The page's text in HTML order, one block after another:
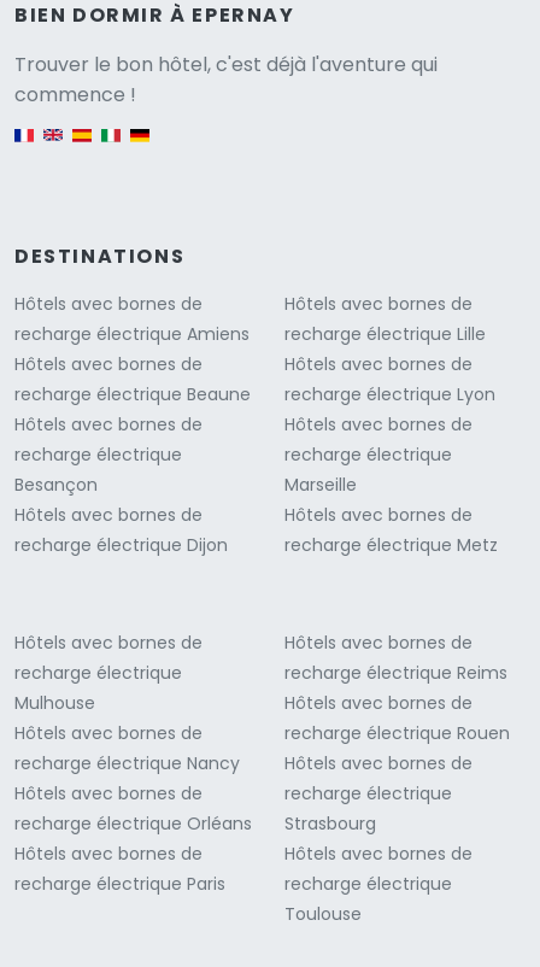
BIEN DORMIR À EPERNAY
Trouver le bon hôtel, c'est déjà l'aventure qui
commence !
DESTINATIONS
Hôtels avec bornes de
recharge électrique Amiens
Hôtels avec bornes de
recharge électrique Beaune
Hôtels avec bornes de
recharge électrique
Besançon
Hôtels avec bornes de
recharge électrique Dijon
Hôtels avec bornes de
recharge électrique Lille
Hôtels avec bornes de
recharge électrique Lyon
Hôtels avec bornes de
recharge électrique
Marseille
Hôtels avec bornes de
recharge électrique Metz
Hôtels avec bornes de
recharge électrique
Mulhouse
Hôtels avec bornes de
recharge électrique Nancy
Hôtels avec bornes de
recharge électrique Orléans
Hôtels avec bornes de
recharge électrique Paris
Hôtels avec bornes de
recharge électrique Reims
Hôtels avec bornes de
recharge électrique Rouen
Hôtels avec bornes de
recharge électrique
Strasbourg
Hôtels avec bornes de
recharge électrique
Toulouse